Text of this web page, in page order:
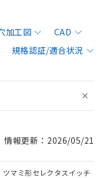
加工図
CAD
規格認証/適合状況
情報更新：2026/05/21
ツマミ形セレクタスイッチ